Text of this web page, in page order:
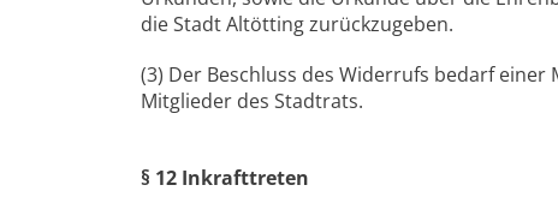
die Stadt Altötting zurückzugeben.
(3) Der Beschluss des Widerrufs bedarf
Mitglieder des Stadtrats.
§ 12 Inkrafttreten